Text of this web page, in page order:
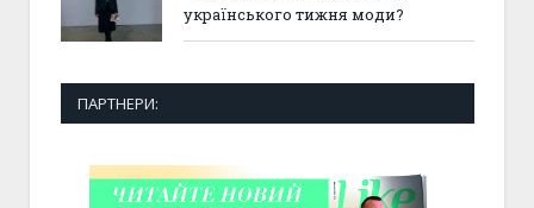
українського тижня моди?
ПАРТНЕРИ: